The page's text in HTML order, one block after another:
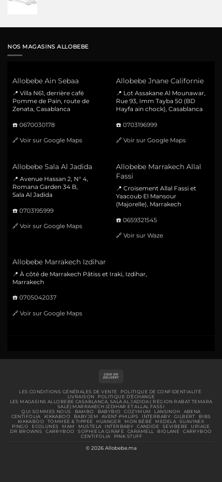
NOS MAGASINS ALLOBEBE
Allobebe Ain Sebaa
📍 Villa N61, derrière café
Pomme de Pain, route de
Zenata, Casablanca
☎️ 0670030178
🔗 Voir sur Google Maps
Allobebe Jnane Californie
📍 Lot Assakane Al Mounawar,
Rue 93, Imm Tayba 50 (BD
Hayfa ain chock), Casablanca
☎️ 0703196999
🔗 Voir sur Google Maps
Allobebe Sala Al Jadida
📍 Avenue Hassan 2, N° 4,
Romana Garden 34 B,
Sala Al Jadida
☎️ 0703195999
🔗 Voir sur Google Maps
Allobebe Marrakech Allal
Fassi
📍 Croisement Allal Fassi et
Yaacoub El Mansour
(Majorelle), Marrakech
☎️ 0659321545
🔗 Voir sur Waze
Allobebe Marrakech Izdihar
📍 À côté de Marrakech Pâtiss et Iraki, Izdihar,
Marrakech
☎️ 0705042037
🔗 Voir sur Google Maps
Delivery
LES CONDITIONS GÉNÉRALES DE VENTE
POLITIQUE DE CONFIDENTIALITÉ
LIVRAISON
POLITIQUE D’ÉCHANGE
LES MAGASINS ALLOBEBE CASABLANCA, SALA AL JADIDA ( RÉGION RABAT TEMARA
SALÉ) MARRAKECH IZDIHAR ET ALLAL FASSI
QUI SOMMES NOUS
BAMBO BABYBIO COZYMUM LANSINOH
ABENA
CENTIFOLIA
KIKKABOO BABYJEM AVENT-PHILIPS INTERBABY GILBERT
BIBS
KIKKABOO
TOMMEE & TIPPEE HUANGER MON BÉBÉ MEDELA
SUAVINEX
PINGO
ECOLUNES MAM MUSTELA INTERBABY CANDIDE SEVIBEBE
URIAGE
DR BROWNS
CARRYBOO SOPHIE LA GIRAFE CARAMELL BIOLANE
CARRYBOO
CENTIFOLIA
PINK STUFF
© 2026 Allobebe.ma